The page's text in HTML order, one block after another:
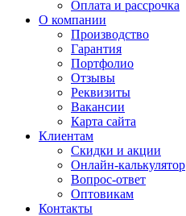
Оплата и рассрочка
О компании
Производство
Гарантия
Портфолио
Отзывы
Реквизиты
Вакансии
Карта сайта
Клиентам
Скидки и акции
Онлайн-калькулятор
Вопрос-ответ
Оптовикам
Контакты